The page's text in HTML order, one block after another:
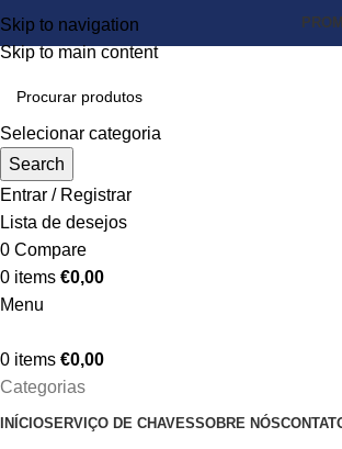
Skip to navigation
Skip to main content
Selecionar categoria
Search
Entrar / Registrar
Lista de desejos
0 Compare
0 items €0,00
Menu
0 items €0,00
Categorias
INÍCIOSERVIÇO DE CHAVESSOBRE NÓS